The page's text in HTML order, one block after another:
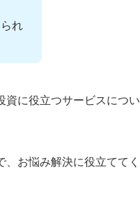
れ
資に役立つサービスについ
お悩み解決に役立ててく